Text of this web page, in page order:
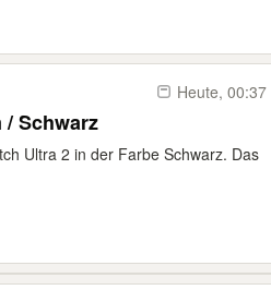
Heute, 00:37
/ Schwarz
Ultra 2 in der Farbe Schwarz. Das